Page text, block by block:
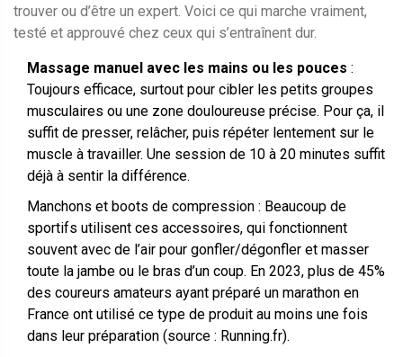
trouver ou d’être un expert. Voici ce qui marche vraiment,
testé et approuvé chez ceux qui s’entraînent dur.
Massage manuel avec les mains ou les pouces :
Toujours efficace, surtout pour cibler les petits groupes
musculaires ou une zone douloureuse précise. Pour ça, il
suffit de presser, relâcher, puis répéter lentement sur le
muscle à travailler. Une session de 10 à 20 minutes suffit
déjà à sentir la différence.
Manchons et boots de compression : Beaucoup de
sportifs utilisent ces accessoires, qui fonctionnent
souvent avec de l’air pour gonfler/dégonfler et masser
toute la jambe ou le bras d’un coup. En 2023, plus de 45%
des coureurs amateurs ayant préparé un marathon en
France ont utilisé ce type de produit au moins une fois
dans leur préparation (source : Running.fr).